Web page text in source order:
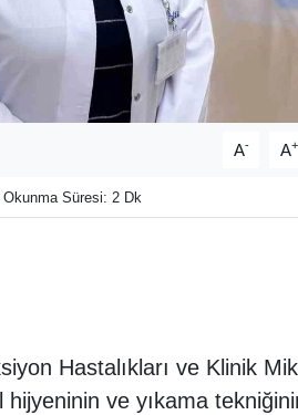
A- A+
Okunma Süresi: 2 Dk
Hastalıkları ve Klinik
ve yıkama